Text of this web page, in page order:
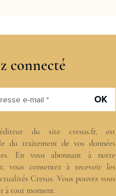
connecté
e-mail * OK
du site cresus.fr, est
du traitement de vos données
En vous abonnant à notre
vous consentez à recevoir les
Cresus. Vous pouvez vous
à tout moment.